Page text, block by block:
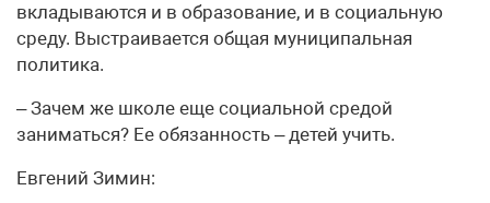
вкладываются и в образование, и в социальную
среду. Выстраивается общая муниципальная
политика.
– Зачем же школе еще социальной средой
заниматься? Ее обязанность – детей учить.
Евгений Зимин: